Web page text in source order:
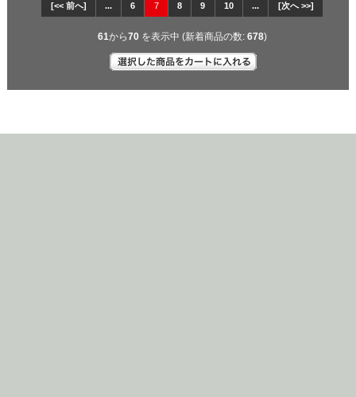
[<< 前へ] ... 6 7 8 9 10 ... [次へ >>]
61から70を表示中 (新着商品の数: 678)